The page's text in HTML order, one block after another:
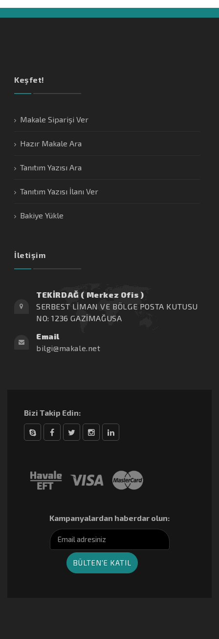
Keşfet!
Makale Siparişi Ver
Hazır Makale Ara
Tanıtım Yazısı Ara
Tanıtım Yazısı İlanı Ver
Bakiye Yükle
İletişim
TEKİRDAĞ ( Merkez Ofis )
SERBEST LİMAN VE BÖLGE POSTA KUTUSU
NO: 1236 GAZİMAĞUSA
Email
bilgi@makale.net
Bizi Takip Edin:
Kampanyalardan haberdar olun: